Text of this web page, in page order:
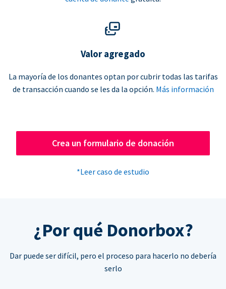
Valor agregado
La mayoría de los donantes optan por cubrir todas las tarifas
de transacción cuando se les da la opción. Más información
Crea un formulario de donación
*Leer caso de estudio
¿Por qué Donorbox?
Dar puede ser difícil, pero el proceso para hacerlo no debería
serlo